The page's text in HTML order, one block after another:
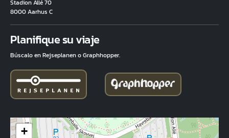
Stadion Allé 70
8000 Aarhus C
Planifique su viaje
Búscalo en Rejseplanen o Graphhopper.
+